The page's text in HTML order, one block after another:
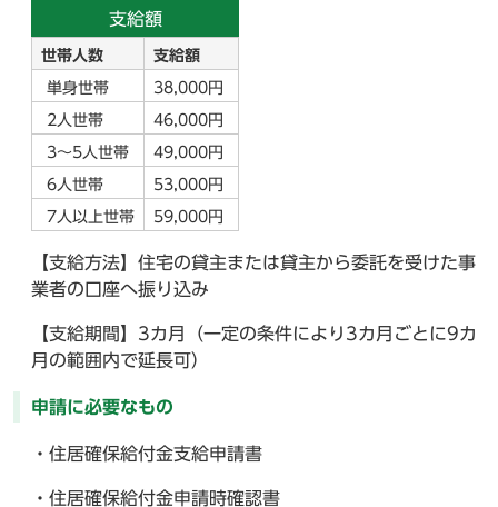
支給額
世帯人数 支給額
単身世帯 38,000円
2人世帯 46,000円
3～5人世帯 49,000円
6人世帯 53,000円
7人以上世帯 59,000円
【支給方法】住宅の貸主または貸主から委託を受けた事
業者の口座へ振り込み
【支給期間】3カ月（一定の条件により3カ月ごとに9カ
月の範囲内で延長可）
申請に必要なもの
・住居確保給付金支給申請書
・住居確保給付金申請時確認書